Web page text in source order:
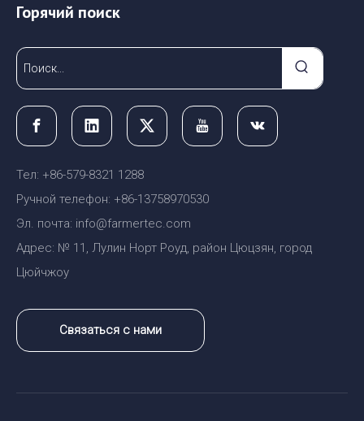
Горячий поиск
Тел: +86-579-8321 1288
Ручной телефон: +86-13758970530
Эл. почта: info@farmertec.com
Адрес: № 11, Лулин Норт Роуд, район Цюцзян, город
Цюйчжоу
Связаться с нами